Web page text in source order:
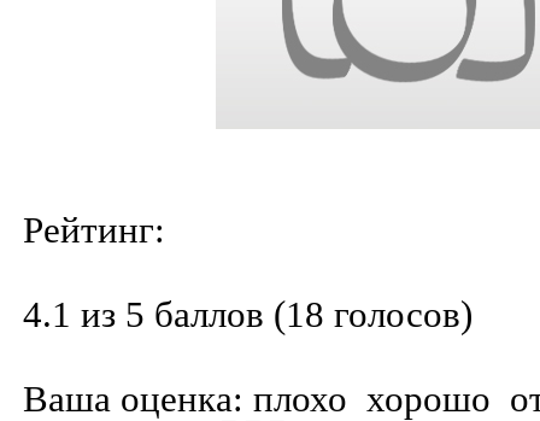
Рейтинг:
4.1 из 5 баллов (18 голосов)
Ваша оценка: плохо хорошо